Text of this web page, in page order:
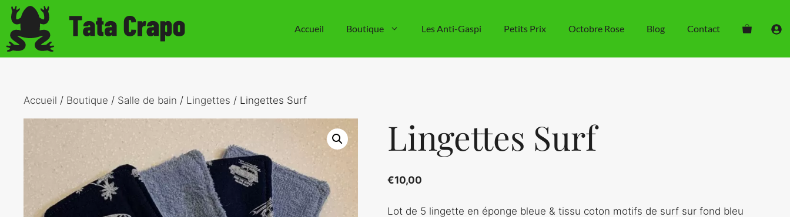
Aller
contenu
Accueil Boutique Les Anti-Gaspi Petits Prix Octobre Rose Blog Contact
Accueil / Boutique / Salle de bain / Lingettes / Lingettes Surf
Lingettes Surf
€10,00
Lot de 5 lingette en éponge bleue & tissu coton motifs de surf sur fond bleu